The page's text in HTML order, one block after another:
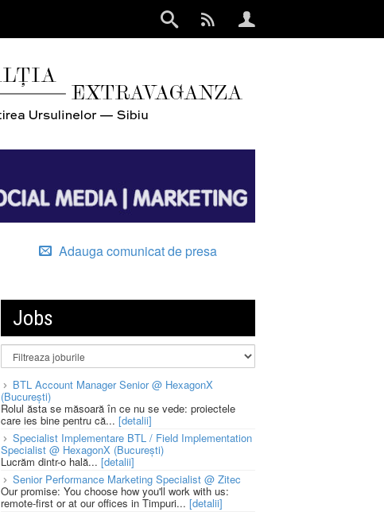
Adauga comunicat de presa
Jobs
BTL Account Manager Senior @ HexagonX
(București)
Rolul ăsta se măsoară în ce nu se vede: proiectele
care ies bine pentru că... [detalii]
Specialist Implementare BTL / Field Implementation
Specialist @ HexagonX (București)
Lucrăm dintr-o hală... [detalii]
Senior Performance Marketing Specialist @ Zitec
Our promise: You choose how you'll work with us:
remote-first or at our offices in Timpuri... [detalii]